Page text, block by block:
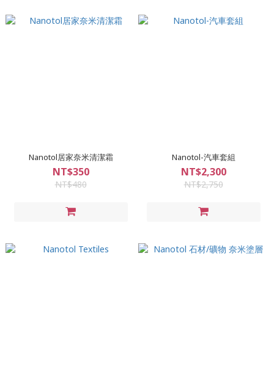
Nanotol居家奈米清潔霜
NT$350
NT$480
Nanotol-汽車套組
NT$2,300
NT$2,750